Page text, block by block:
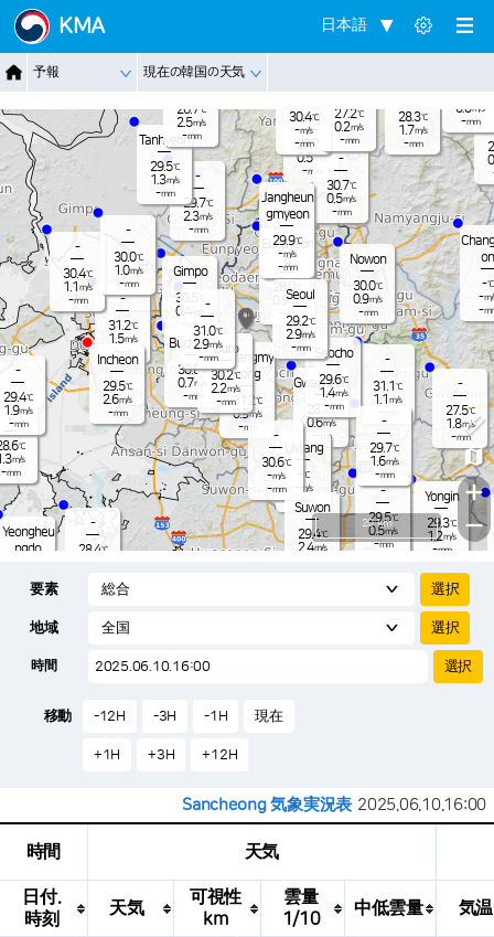
KMA 日本語
予報 現在の韓国の天気
-
℃
m/s
-mm
Yeongheu
ngdo
m/s
Yangju
27.7
0.5m/s
-mm
Gwacheon
28.7℃
0.6m/s
-mm
Yongin
29.3℃
1.2m/s
-mm
-
27.5℃
1.8m/s
-mm
2.0m/s
-
28.4℃
-
31.2℃
1.5m/s
-mm
-
29.7℃
2.3m/s
-mm
Pocheon
28.3℃
1.7m/s
-mm
-
30.4℃
1.1 m/s
-mm
on
-℃
-m/
-
Tanhyeon
29.5℃
1.3m/s
-mm
- mm
24.5
0.0m/s
-mm
Uiwang
-℃
- m/s
-mm
Gimpo
30.5
0.4m/s
-mm
Gwangmy
eong
31.2℃
0.9m/s
-mm
Bucheon
30.8℃
0.7m/s
-mm
-
30.0℃
1.0m/s
-mm
Guro
30.2℃
2.2m/s
-mm
Eunpyeon
g
28.0
0.9m/s
-mm
Nowon
30.0℃
0.9m/s
-mm
-
31.1 ℃
1.1 m/s
-mm
Seocho
29.6℃
1.4m/s
-mm
-
30.7℃
0.5m/s
-mm
-
29.5℃
0.5m/s
-mm
-
30.6℃
-m/s
-mm
-
29.7℃
1.6m/s
-mm
Jangheun
gmyeon
29.9℃
-m/s
-mm
n
30.4℃
-m/s
-mm
28.0℃
2.1
-
-
29.4℃
1.9m/s
-mm
-
31.0℃
2.9m/s
-mm
Suwon
29.4℃
2.4m/s
Incheon
29.5℃
2.6m/s
-mm
Seoul
29.2℃
2.9m/s
-mm
Paju
26.7 ℃
2.5m/s
-mm
27.2℃
0.2m/s
-mm
+
−
20 km
要素
地域
時間
移動 -12H -3H -1H 現在
+1H +3H +12H
Sancheong 気象実況表 2025.06.10.16:00
時間 天気
日付.
時刻
天気
可視性
km
雲量
1/10
中低雲量 気温